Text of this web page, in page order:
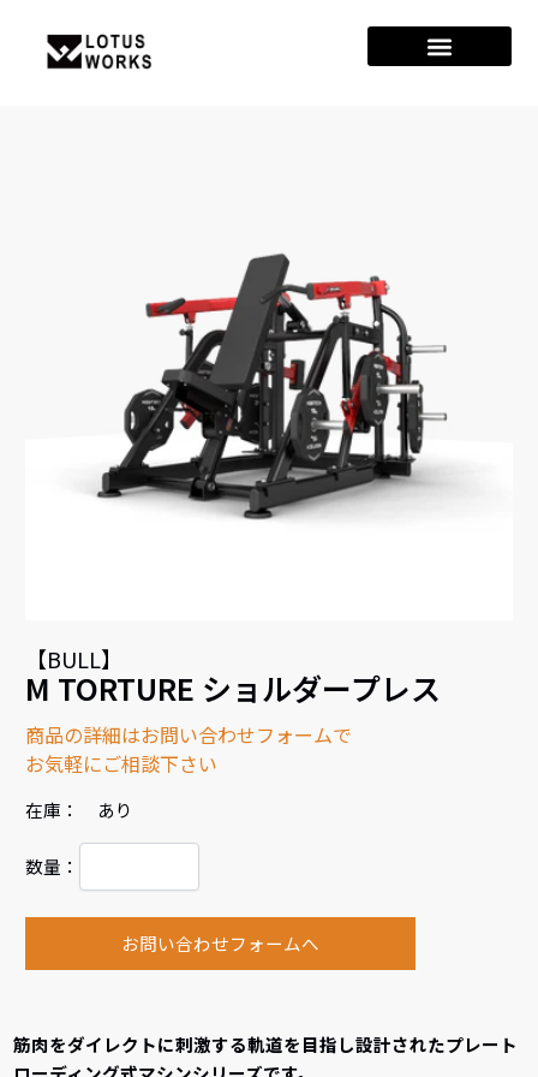
【BULL】
M TORTURE ショルダープレス
商品の詳細はお問い合わせフォームで
お気軽にご相談下さい
在庫： あり
数量：
お問い合わせフォームへ
筋肉をダイレクトに刺激する軌道を目指し設計されたプレート